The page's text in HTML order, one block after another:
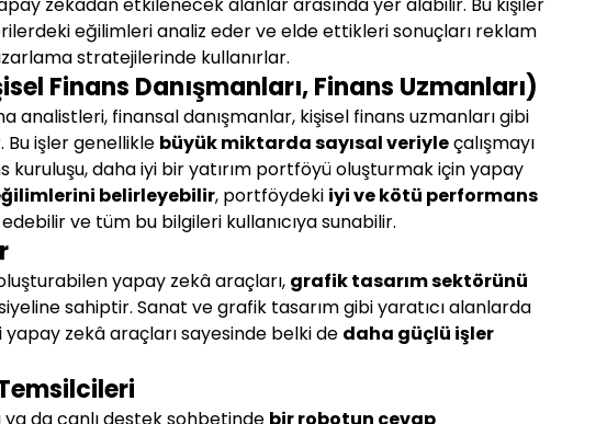
eğilimleri analiz eder ve elde ettikleri sonuçları reklam
stratejilerinde kullanırlar.
Finans Danışmanları, Finans Uzmanları)
analistleri, finansal danışmanlar, kişisel finans uzmanları gibi
Bu işler genellikle büyük miktarda sayısal veriyle çalışmayı
daha iyi bir yatırım portföyü oluşturmak için yapay
belirleyebilir, portföydeki iyi ve kötü performans
ve tüm bu bilgileri kullanıcıya sunabilir.
yapay zekâ araçları, grafik tasarım sektörünü
sahiptir. Sanat ve grafik tasarım gibi yaratıcı alanlarda
yapay zekâ araçları sayesinde belki de daha güçlü işler
da canlı destek sohbetinde bir robotun cevap